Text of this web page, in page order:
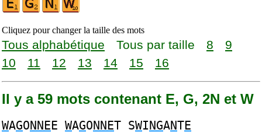
Cliquez pour changer la taille des mots
Tous alphabétique Tous par taille 8
9
10
11 12 13 14 15 16
Il y a 59 mots contenant E, G, 2N et W
WAGONNEE WAGONNET SWINGANTE